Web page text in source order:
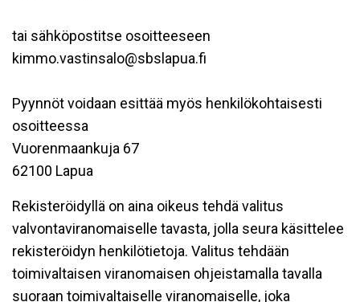
tai sähköpostitse osoitteeseen
kimmo.vastinsalo@sbslapua.fi
Pyynnöt voidaan esittää myös henkilökohtaisesti
osoitteessa
Vuorenmaankuja 67
62100 Lapua
Rekisteröidyllä on aina oikeus tehdä valitus
valvontaviranomaiselle tavasta, jolla seura käsittelee
rekisteröidyn henkilötietoja. Valitus tehdään
toimivaltaisen viranomaisen ohjeistamalla tavalla
suoraan toimivaltaiselle viranomaiselle, joka